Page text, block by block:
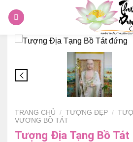
TRANG CHỦ / TƯỢNG ĐẸP /
VƯƠNG BỒ TÁT
Tượng Địa Tạng Bồ